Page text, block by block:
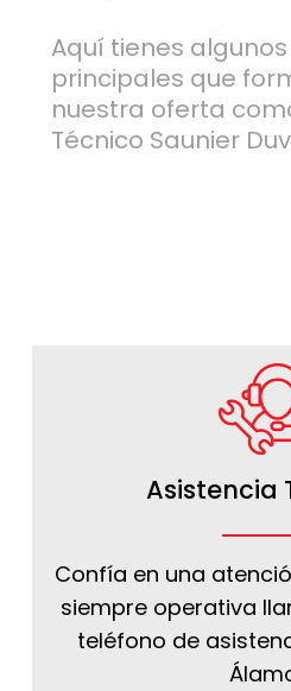
Aquí tienes
principales que
nuestra oferta
Técnico Saunier
Asistencia
Confía en una
siempre operativa
teléfono de